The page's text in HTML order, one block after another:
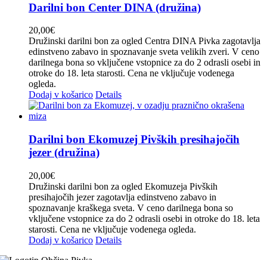
Darilni bon Center DINA (družina)
20,00€
Družinski darilni bon za ogled Centra DINA Pivka zagotavlja
edinstveno zabavo in spoznavanje sveta velikih zveri. V ceno
darilnega bona so vključene vstopnice za do 2 odrasli osebi in
otroke do 18. leta starosti. Cena ne vključuje vodenega
ogleda.
Dodaj v košarico Details
Darilni bon Ekomuzej Pivških presihajočih
jezer (družina)
20,00€
Družinski darilni bon za ogled Ekomuzeja Pivških
presihajočih jezer zagotavlja edinstveno zabavo in
spoznavanje kraškega sveta. V ceno darilnega bona so
vključene vstopnice za do 2 odrasli osebi in otroke do 18. leta
starosti. Cena ne vključuje vodenega ogleda.
Dodaj v košarico Details